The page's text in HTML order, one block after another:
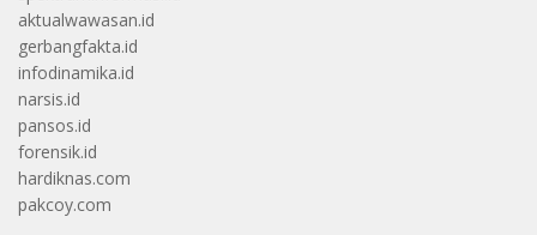
aktualwawasan.id
gerbangfakta.id
infodinamika.id
narsis.id
pansos.id
forensik.id
hardiknas.com
pakcoy.com